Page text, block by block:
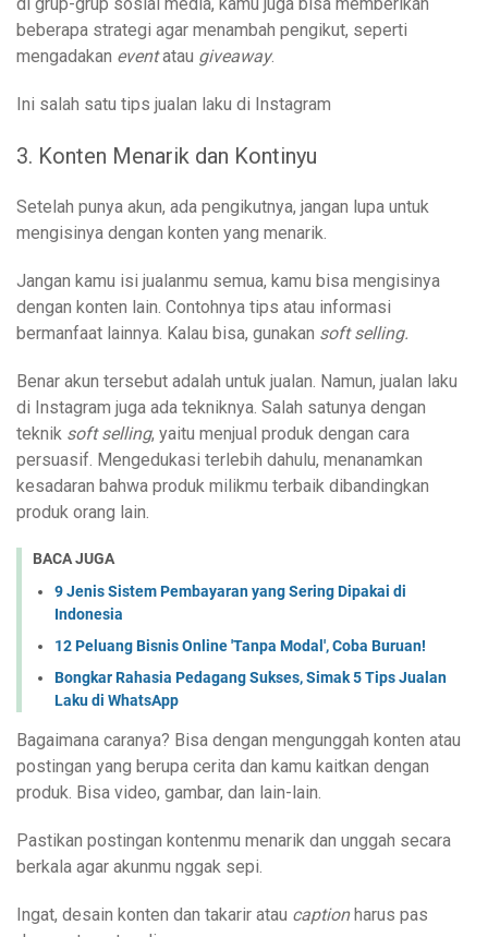
beberapa strategi agar menambah pengikut, seperti
mengadakan eventatau giveaway.
Ini salah satu tips jualan laku di Instagram
3. Konten Menarik dan Kontinyu
Setelah punya akun, ada pengikutnya, jangan lupa untuk
mengisinya dengan konten yang menarik.
Jangan kamu isi jualanmu semua, kamu bisa mengisinya
dengan konten lain. Contohnya tips atau informasi
bermanfaat lainnya. Kalau bisa, gunakan soft selling.
Benar akun tersebut adalah untuk jualan. Namun, jualan laku
di Instagram juga ada tekniknya. Salah satunya dengan
teknik soft selling, yaitu menjual produk dengan cara
persuasif. Mengedukasi terlebih dahulu, menanamkan
kesadaran bahwa produk milikmu terbaik dibandingkan
produk orang lain.
BACA JUGA
9 Jenis Sistem Pembayaran yang Sering Dipakai di
Indonesia
12 Peluang Bisnis Online 'Tanpa Modal', Coba Buruan!
Bongkar Rahasia Pedagang Sukses, Simak 5 Tips Jualan
Laku di WhatsApp
Bagaimana caranya? Bisa dengan mengunggah konten atau
postingan yang berupa cerita dan kamu kaitkan dengan
produk. Bisa video, gambar, dan lain-lain.
Pastikan postingan kontenmu menarik dan unggah secara
berkala agar akunmu nggak sepi.
Ingat, desain konten dan takarir atau captionharus pas